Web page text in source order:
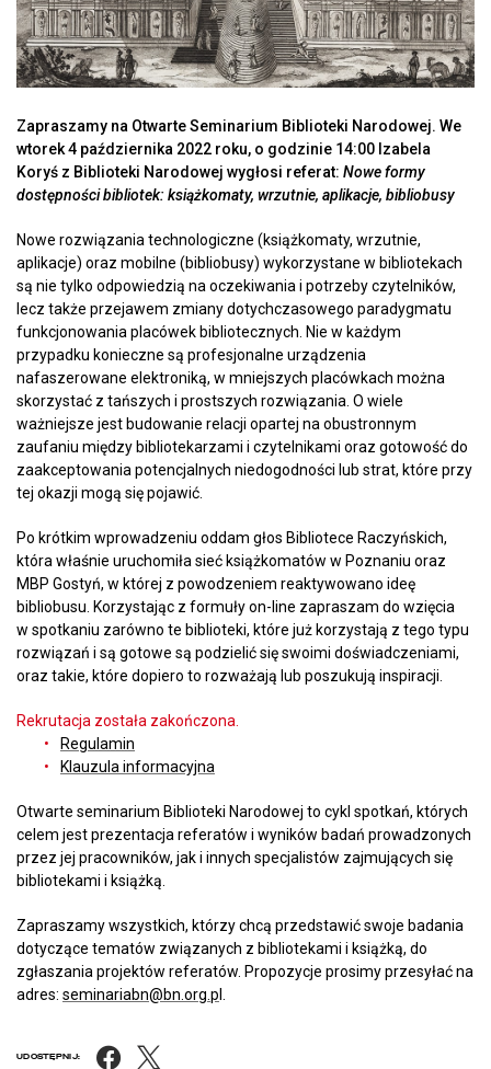
Zapraszamy na Otwarte Seminarium Biblioteki Narodowej. We
wtorek 4 października 2022 roku, o godzinie 14:00 Izabela
Koryś z Biblioteki Narodowej wygłosi referat: Nowe formy
dostępności bibliotek: książkomaty, wrzutnie, aplikacje, bibliobusy
Nowe rozwiązania technologiczne (książkomaty, wrzutnie,
aplikacje) oraz mobilne (bibliobusy) wykorzystane w bibliotekach
są nie tylko odpowiedzią na oczekiwania i potrzeby czytelników,
lecz także przejawem zmiany dotychczasowego paradygmatu
funkcjonowania placówek bibliotecznych. Nie w każdym
przypadku konieczne są profesjonalne urządzenia
nafaszerowane elektroniką, w mniejszych placówkach można
skorzystać z tańszych i prostszych rozwiązania. O wiele
ważniejsze jest budowanie relacji opartej na obustronnym
zaufaniu między bibliotekarzami i czytelnikami oraz gotowość do
zaakceptowania potencjalnych niedogodności lub strat, które przy
tej okazji mogą się pojawić.
Po krótkim wprowadzeniu oddam głos Bibliotece Raczyńskich,
która właśnie uruchomiła sieć książkomatów w Poznaniu oraz
MBP Gostyń, w której z powodzeniem reaktywowano ideę
bibliobusu. Korzystając z formuły on-line zapraszam do wzięcia
w spotkaniu zarówno te biblioteki, które już korzystają z tego typu
rozwiązań i są gotowe są podzielić się swoimi doświadczeniami,
oraz takie, które dopiero to rozważają lub poszukują inspiracji.
Rekrutacja została zakończona.
Regulamin
Klauzula informacyjna
Otwarte seminarium Biblioteki Narodowej to cykl spotkań, których
celem jest prezentacja referatów i wyników badań prowadzonych
przez jej pracowników, jak i innych specjalistów zajmujących się
bibliotekami i książką.
Zapraszamy wszystkich, którzy chcą przedstawić swoje badania
dotyczące tematów związanych z bibliotekami i książką, do
zgłaszania projektów referatów. Propozycje prosimy przesyłać na
adres: seminariabn@bn.org.p
UDOSTĘPNIJ: Facebook